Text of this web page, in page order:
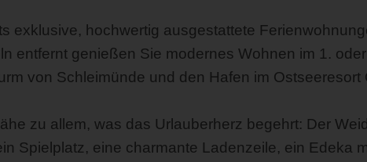
exklusive, hochwertig ausgestattete
entfernt genießen Sie modernes Wohnen im 1.
von Schleimünde und den Hafen im Ostseeresort
zu allem, was das Urlauberherz begehrt: Der
Spielplatz, eine charmante Ladenzeile, ein Edeka